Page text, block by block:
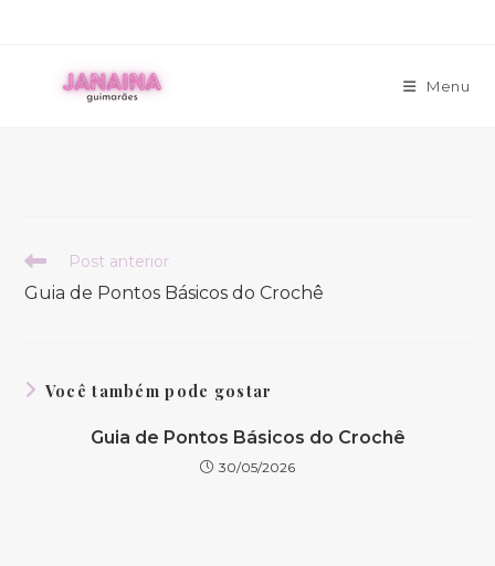
conteúdo
Menu
Leia
mais
artigos
Post anterior
Guia de Pontos Básicos do Crochê
Você também pode gostar
Guia de Pontos Básicos do Crochê
30/05/2026